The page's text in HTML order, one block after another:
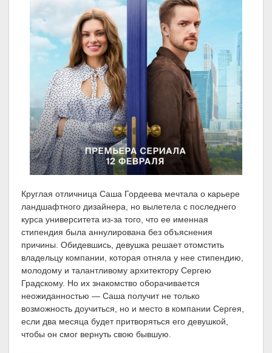
Круглая отличница Саша Гордеева мечтала о карьере
ландшафтного дизайнера, но вылетела с последнего
курса университета из-за того, что ее именная
стипендия была аннулирована без объяснения
причины. Обидевшись, девушка решает отомстить
владельцу компании, которая отняла у нее стипендию,
молодому и талантливому архитектору Сергею
Градскому. Но их знакомство оборачивается
неожиданностью — Саша получит не только
возможность доучиться, но и место в компании Сергея,
если два месяца будет притворяться его девушкой,
чтобы он смог вернуть свою бывшую.